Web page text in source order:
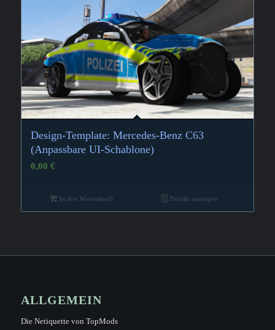
Design-Template: Mercedes-Benz C63
(Anpassbare UI-Schablone)
0,00 €
In den Warenkorb Details anzeigen
ALLGEMEIN
Die Netiquette von TopMods